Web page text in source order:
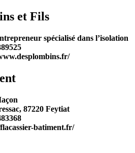
et Fils
spécialisé dans l’isolation
87220 Feytiat
batiment.fr/